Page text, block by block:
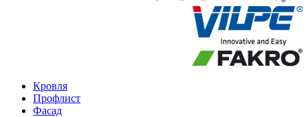
Кровля
Профлист
Фасад